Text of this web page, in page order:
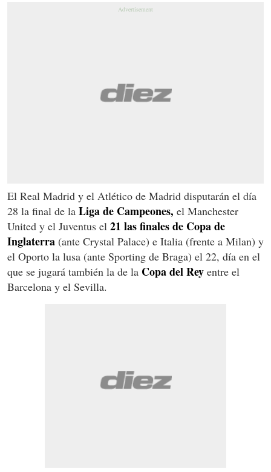
El Real Madrid y el Atlético de Madrid disputarán el día
28 la final de la Liga de Campeones, el Manchester
United y el Juventus el 21 las finales de Copa de
Inglaterra (ante Crystal Palace) e Italia (frente a Milan) y
el Oporto la lusa (ante Sporting de Braga) el 22, día en el
que se jugará también la de la Copa del Rey entre el
Barcelona y el Sevilla.